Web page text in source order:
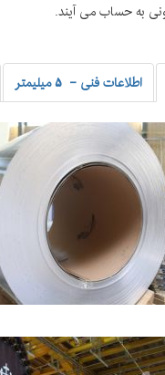
به حساب می آیند.
اطلاعات فنی - 5 میلیمتر